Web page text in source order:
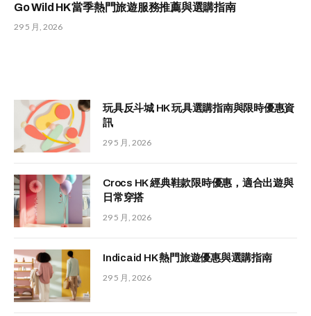
Go Wild HK 當季熱門旅遊服務推薦與選購指南
29 5 月, 2026
玩具反斗城 HK 玩具選購指南與限時優惠資
訊
29 5 月, 2026
Crocs HK 經典鞋款限時優惠，適合出遊與
日常穿搭
29 5 月, 2026
Indicaid HK 熱門旅遊優惠與選購指南
29 5 月, 2026